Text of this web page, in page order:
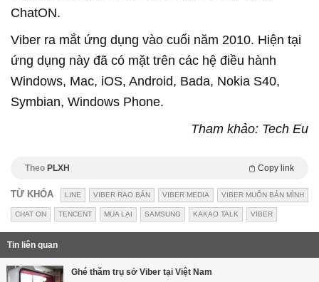
ChatON.
Viber ra mắt ứng dụng vào cuối năm 2010. Hiện tại
ứng dụng này đã có mặt trên các hệ điều hành
Windows, Mac, iOS, Android, Bada, Nokia S40,
Symbian, Windows Phone.
Tham khảo: Tech Eu
Theo PLXH Copy link
TỪ KHÓA LINE VIBER RAO BÁN VIBER MEDIA VIBER MUỐN BÁN MÌNH
CHAT ON TENCENT MUA LẠI SAMSUNG KAKAO TALK VIBER
Tin liên quan
Ghé thăm trụ sở Viber tại Việt Nam